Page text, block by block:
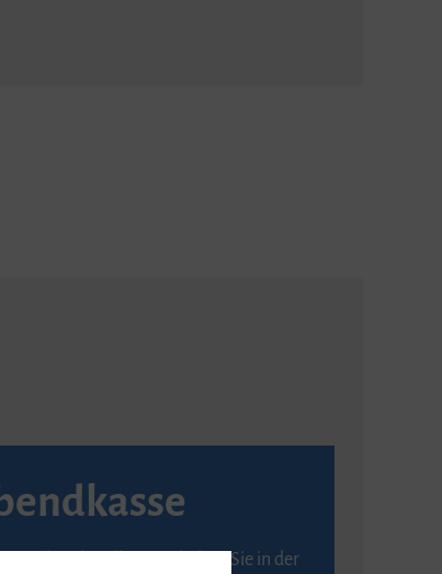
an der Abendkasse erhalten Sie in der